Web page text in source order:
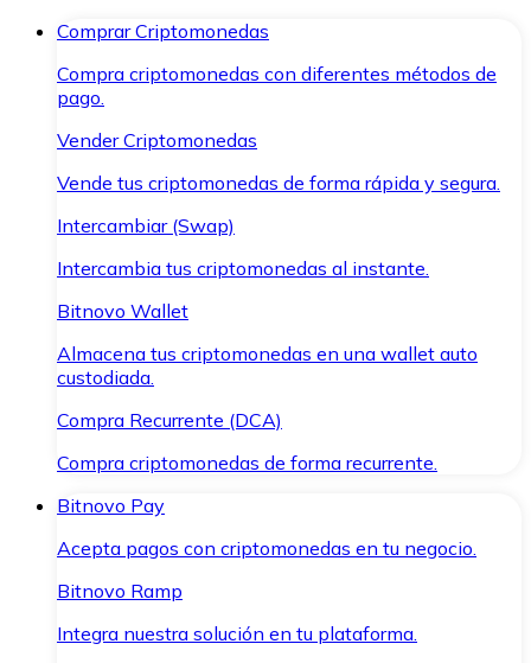
Comprar Criptomonedas
Compra criptomonedas con diferentes métodos de
pago.
Vender Criptomonedas
Vende tus criptomonedas de forma rápida y segura.
Intercambiar (Swap)
Intercambia tus criptomonedas al instante.
Bitnovo Wallet
Almacena tus criptomonedas en una wallet auto
custodiada.
Compra Recurrente (DCA)
Compra criptomonedas de forma recurrente.
Bitnovo Pay
Acepta pagos con criptomonedas en tu negocio.
Bitnovo Ramp
Integra nuestra solución en tu plataforma.